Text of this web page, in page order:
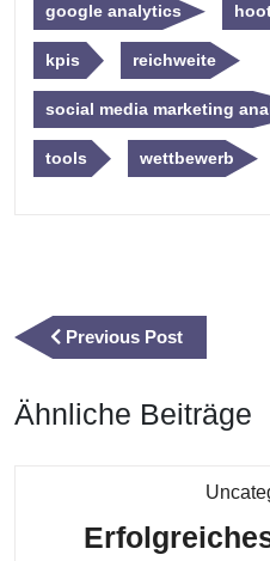
google analytics
kpis reichweite
social media marketing
tools wettbewerb
Previous PostPrevious
Post
Ähnliche Beiträge